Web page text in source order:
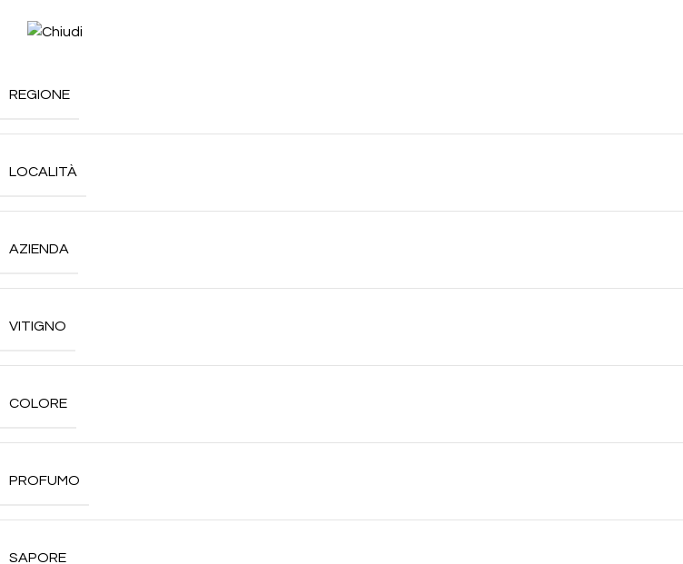
REGIONE
LOCALITÀ
AZIENDA
VITIGNO
COLORE
PROFUMO
SAPORE